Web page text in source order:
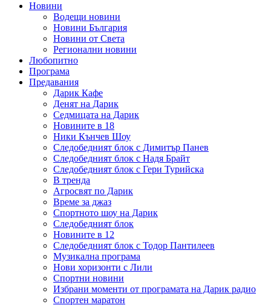
Новини
Водещи новини
Новини България
Новини от Света
Регионални новини
Любопитно
Програма
Предавания
Дарик Кафе
Денят на Дарик
Седмицата на Дарик
Новините в 18
Ники Кънчев Шоу
Следобедният блок с Димитър Панев
Следобедният блок с Надя Брайт
Следобедният блок с Гери Турийска
В тренда
Агросвят по Дарик
Време за джаз
Спортното шоу на Дарик
Следобедният блок
Новините в 12
Следобедният блок с Тодор Пантилеев
Музикална програма
Нови хоризонти с Лили
Спортни новини
Избрани моменти от програмата на Дарик радио
Спортен маратон